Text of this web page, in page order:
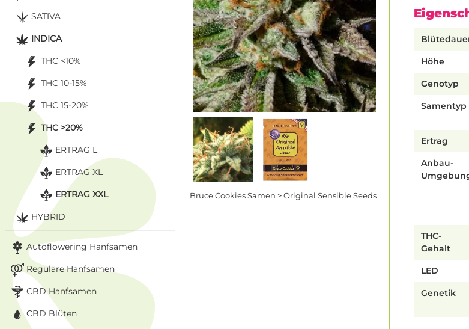
Bruce Cookies Samen > Original Sensible Seeds
Höhe
Genotyp
Samentyp
Ertrag
Anbau-
THC-
Gehalt
LED
Genetik
SATIVA
INDICA
THC <10%
THC 10-15%
THC 15-20%
THC >20%
ERTRAG L
ERTRAG XL
ERTRAG XXL
HYBRID
Autoflowering Hanfsamen
Reguläre Hanfsamen
CBD Hanfsamen
CBD Blüten